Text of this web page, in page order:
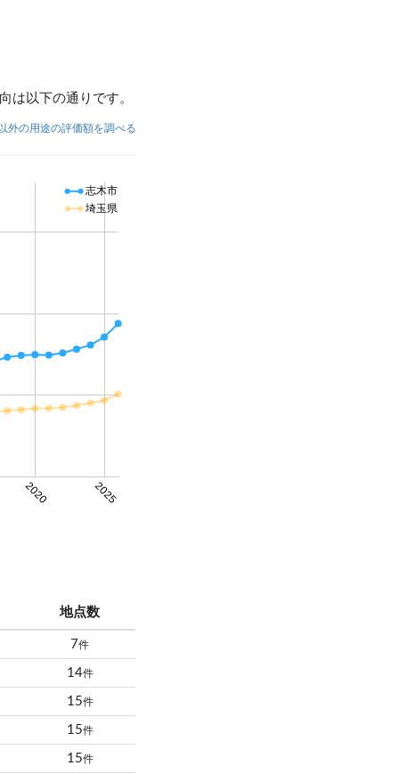
は以下の通りです。
外の用途の評価額を調べる
2020 2025
志木市
埼玉県
地点数
7件
14件
15件
15件
15件